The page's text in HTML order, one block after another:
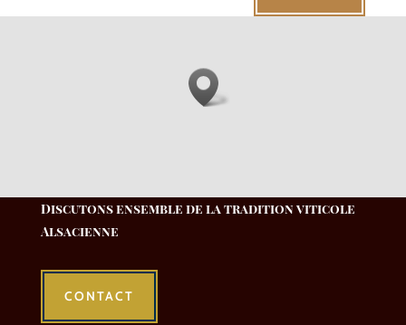
Discutons ensemble de la tradition viticole
Alsacienne
CONTACT